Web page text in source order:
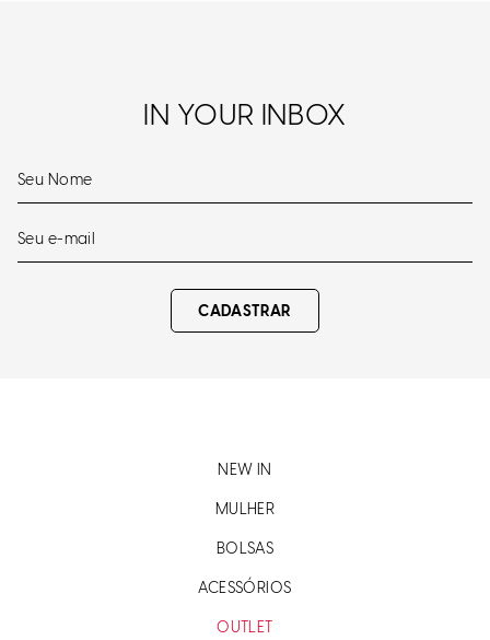
IN YOUR INBOX
CADASTRAR
NEW IN
MULHER
BOLSAS
ACESSÓRIOS
OUTLET